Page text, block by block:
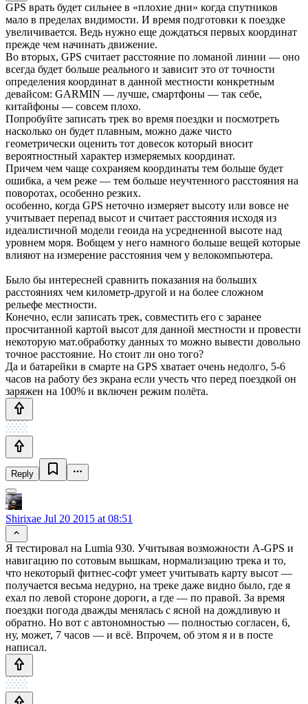
GPS врать будет сильнее в «плохие дни» когда спутников
мало в пределах видимости. И время подготовки к поездке
увеличивается. Ведь нужно еще дождаться первых координат
прежде чем начинать движение.
Во вторых, GPS считает расстояние по ломаной линии — оно
всегда будет больше реального и зависит это от точности
определения координат в данной местности конкретным
девайсом: GARMIN — лучше, смартфоны — так себе,
китайфоны — совсем плохо.
Попробуйте записать трек во время поездки и посмотреть
насколько он будет плавным, можно даже чисто
геометрически оценить тот довесок который вносит
вероятностный характер измеряемых координат.
Причем чем чаще сохраняем координаты тем больше будет
ошибка, а чем реже — тем больше неучтенного расстояния на
поворотах, особенно резких.
особенно, когда GPS неточно измеряет высоту или вовсе не
учитывает перепад высот и считает расстояния исходя из
идеалистичной модели геоида на усредненной высоте над
уровнем моря. Вобщем у него намного больше вещей которые
влияют на измерение расстояния чем у велокомпьютера.
Было бы интересней сравнить показания на больших
расстояниях чем километр-другой и на более сложном
рельефе местности.
Конечно, если записать трек, совместить его с заранее
просчитанной картой высот для данной местности и провести
некоторую мат.обработку данных то можно вывести довольно
точное расстояние. Но стоит ли оно того?
Да и батарейки в смарте на GPS хватает очень недолго, 5-6
часов на работу без экрана если учесть что перед поездкой он
заряжен на 100% и включен режим полёта.
Reply
Shirixae Jul 20 2015 at 08:51
Я тестировал на Lumia 930. Учитывая возможности A-GPS и
навигацию по сотовым вышкам, нормализацию трека и то,
что некоторый фитнес-софт умеет учитывать карту высот —
получается весьма недурно, на треке даже видно было, где я
ехал по левой стороне дороги, а где — по правой. За время
поездки погода дважды менялась с ясной на дождливую и
обратно. Но вот с автономностью — полностью согласен, 6,
ну, может, 7 часов — и всё. Впрочем, об этом я и в посте
написал.